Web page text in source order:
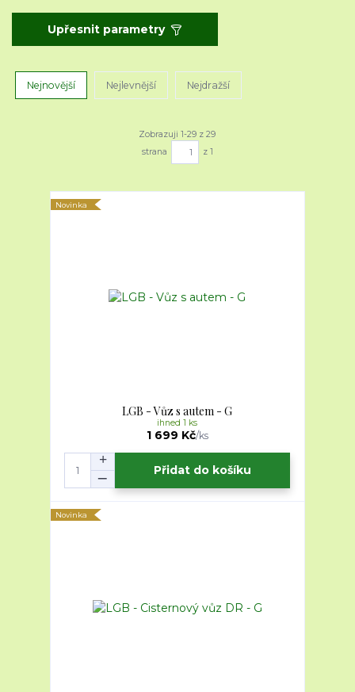
Upřesnit parametry
Nejnovější Nejlevnější Nejdražší
Zobrazuji 1-29 z 29
strana
z 1
Novinka
LGB - Vůz s autem - G
1 699 Kč/ks
ihned 1 ks
Přidat do košíku
Novinka